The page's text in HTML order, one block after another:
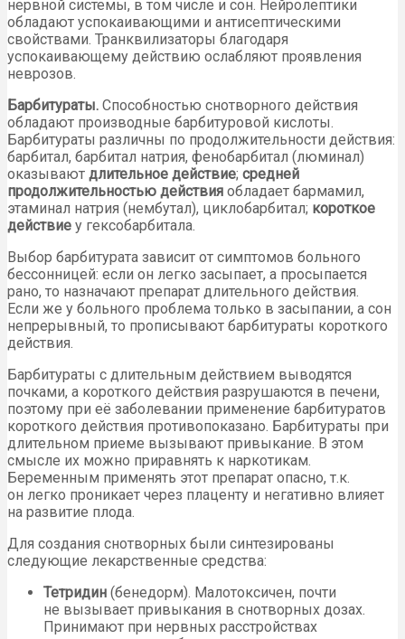
нервной системы, в том числе и сон. Нейролептики
обладают успокаивающими и антисептическими
свойствами. Транквилизаторы благодаря
успокаивающему действию ослабляют проявления
неврозов.
Барбитураты. Способностью снотворного действия
обладают производные барбитуровой кислоты.
Барбитураты различны по продолжительности действия:
барбитал, барбитал натрия, фенобарбитал (люминал)
оказывают длительное действие; средней
продолжительностью действия обладает бармамил,
этаминал натрия (нембутал), циклобарбитал; короткое
действие у гексобарбитала.
Выбор барбитурата зависит от симптомов больного
бессонницей: если он легко засыпает, а просыпается
рано, то назначают препарат длительного действия.
Если же у больного проблема только в засыпании, а сон
непрерывный, то прописывают барбитураты короткого
действия.
Барбитураты с длительным действием выводятся
почками, а короткого действия разрушаются в печени,
поэтому при её заболевании применение барбитуратов
короткого действия противопоказано. Барбитураты при
длительном приеме вызывают привыкание. В этом
смысле их можно приравнять к наркотикам.
Беременным применять этот препарат опасно, т.к.
он легко проникает через плаценту и негативно влияет
на развитие плода.
Для создания снотворных были синтезированы
следующие лекарственные средства:
Тетридин (бенедорм). Малотоксичен, почти
не вызывает привыкания в снотворных дозах.
Принимают при нервных расстройствах